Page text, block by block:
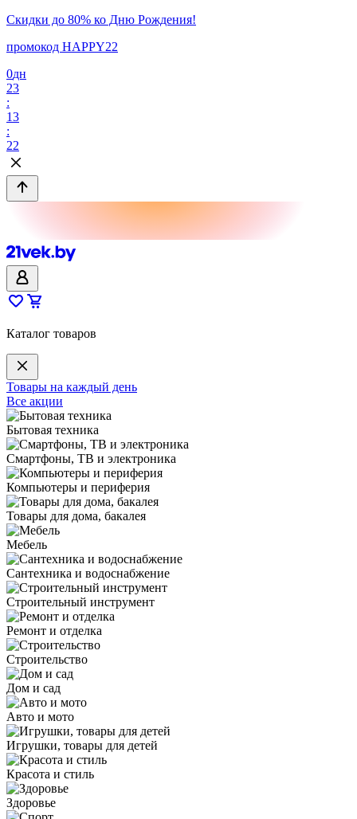
Скидки до 80% ко Дню Рождения!
промокод HAPPY22
0дн
23
:
13
:
22
Каталог товаров
Товары на каждый день
Все акции
Бытовая техника
Смартфоны, ТВ и электроника
Компьютеры и периферия
Товары для дома, бакалея
Мебель
Сантехника и водоснабжение
Строительный инструмент
Ремонт и отделка
Строительство
Дом и сад
Авто и мото
Игрушки, товары для детей
Красота и стиль
Здоровье